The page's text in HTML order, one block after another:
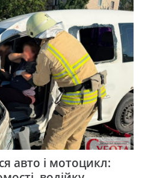
авто і мотоцикл: